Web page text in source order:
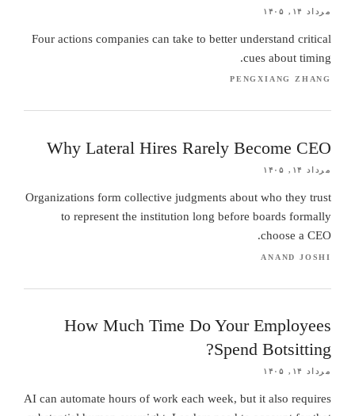
مرداد ۱۴, ۱۴۰۵
Four actions companies can take to better understand critical
cues about timing.
PENGXIANG ZHANG
Why Lateral Hires Rarely Become CEO
مرداد ۱۴, ۱۴۰۵
Organizations form collective judgments about who they trust
to represent the institution long before boards formally
choose a CEO.
ANAND JOSHI
How Much Time Do Your Employees
Spend Botsitting?
مرداد ۱۴, ۱۴۰۵
AI can automate hours of work each week, but it also requires